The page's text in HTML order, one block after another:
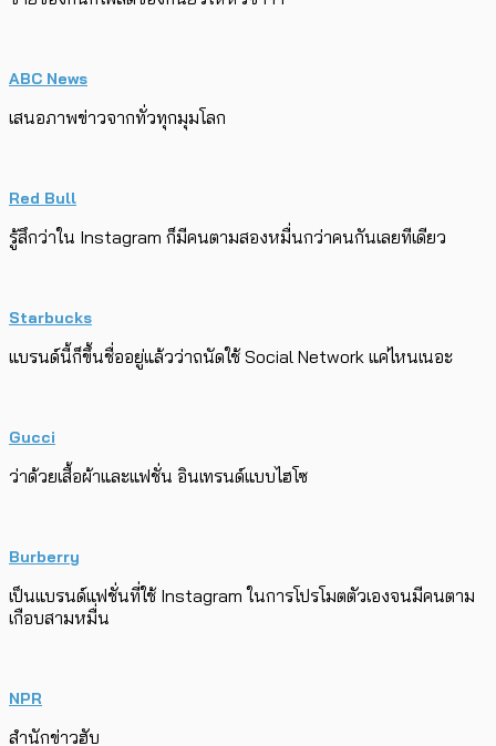
ABC News
เสนอภาพข่าวจากทั่วทุกมุมโลก
Red Bull
รู้สึกว่าใน Instagram ก็มีคนตามสองหมื่นกว่าคนกันเลยทีเดียว
Starbucks
แบรนด์นี้ก็ขึ้นชื่ออยู่แล้วว่าถนัดใช้ Social Network แค่ไหนเนอะ
Gucci
ว่าด้วยเสื้อผ้าและแฟชั่น อินเทรนด์แบบไฮโซ
Burberry
เป็นแบรนด์แฟชั่นที่ใช้ Instagram ในการโปรโมตตัวเองจนมีคนตาม
เกือบสามหมื่น
NPR
สำนักข่าวฮับ